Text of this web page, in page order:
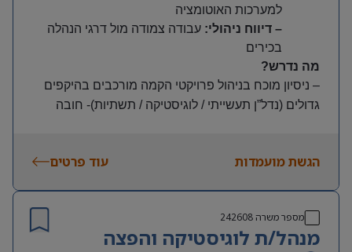
למערכות האוטומציה
– דיווח ניהולי: עבודה צמודה מול דרגי הנהלה
בכירים
מה נדרש?
– ניסיון מוכח בניהול פרויקטי הקמה מורכבים בהיקפים
גדולים (נדל”ן תעשייתי / לוגיסטיקה / תשתיות)- חובה
–ניסיון מוכח בהפעלת קבלנים, חברות בנייה וצוותי תכנון
–יכולת הובלה, אסרטיביות וראייה מערכתית גבוהה
הגשת מועמדות עוד פרטים
מספר משרה242608
מנהל/ת לוגיסטיקה והפצה